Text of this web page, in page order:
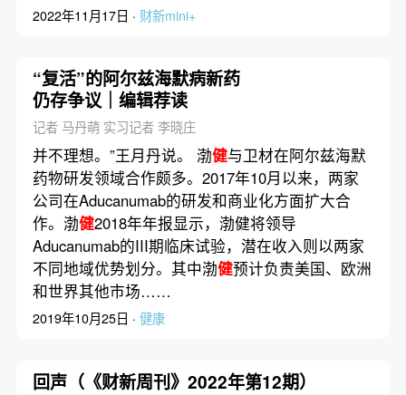
2022年11月17日 · 财新mini+
“复活”的阿尔兹海默病新药
仍存争议｜编辑荐读
记者 马丹萌 实习记者 李晓庄
并不理想。”王月丹说。 渤健与卫材在阿尔兹海默
药物研发领域合作颇多。2017年10月以来，两家
公司在Aducanumab的研发和商业化方面扩大合
作。渤健2018年年报显示，渤健将领导
Aducanumab的III期临床试验，潜在收入则以两家
不同地域优势划分。其中渤健预计负责美国、欧洲
和世界其他市场……
2019年10月25日 · 健康
回声（《财新周刊》2022年第12期）